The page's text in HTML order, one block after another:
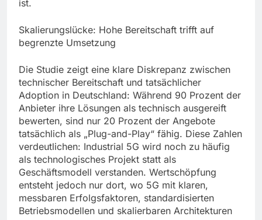
ist.
Skalierungslücke: Hohe Bereitschaft trifft auf
begrenzte Umsetzung
Die Studie zeigt eine klare Diskrepanz zwischen
technischer Bereitschaft und tatsächlicher
Adoption in Deutschland: Während 90 Prozent der
Anbieter ihre Lösungen als technisch ausgereift
bewerten, sind nur 20 Prozent der Angebote
tatsächlich als „Plug-and-Play“ fähig. Diese Zahlen
verdeutlichen: Industrial 5G wird noch zu häufig
als technologisches Projekt statt als
Geschäftsmodell verstanden. Wertschöpfung
entsteht jedoch nur dort, wo 5G mit klaren,
messbaren Erfolgsfaktoren, standardisierten
Betriebsmodellen und skalierbaren Architekturen